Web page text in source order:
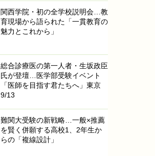
関西学院・初の全学校説明会…教
育現場から語られた「一貫教育の
魅力とこれから」
総合診療医の第一人者・生坂政臣
氏が登壇…医学部受験イベント
「医師を目指す君たちへ」東京
9/13
難関大受験の新戦略…一般×推薦
を賢く併願する高校1、2年生か
らの「複線設計」